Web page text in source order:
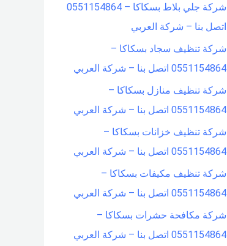
شركة جلي بلاط بسكاكا – 0551154864
اتصل بنا – شركة العربي
شركة تنظيف سجاد بسكاكا –
0551154864 اتصل بنا – شركة العربي
شركة تنظيف منازل بسكاكا –
0551154864 اتصل بنا – شركة العربي
شركة تنظيف خزانات بسكاكا –
0551154864 اتصل بنا – شركة العربي
شركة تنظيف مكيفات بسكاكا –
0551154864 اتصل بنا – شركة العربي
شركة مكافحة حشرات بسكاكا –
0551154864 اتصل بنا – شركة العربي